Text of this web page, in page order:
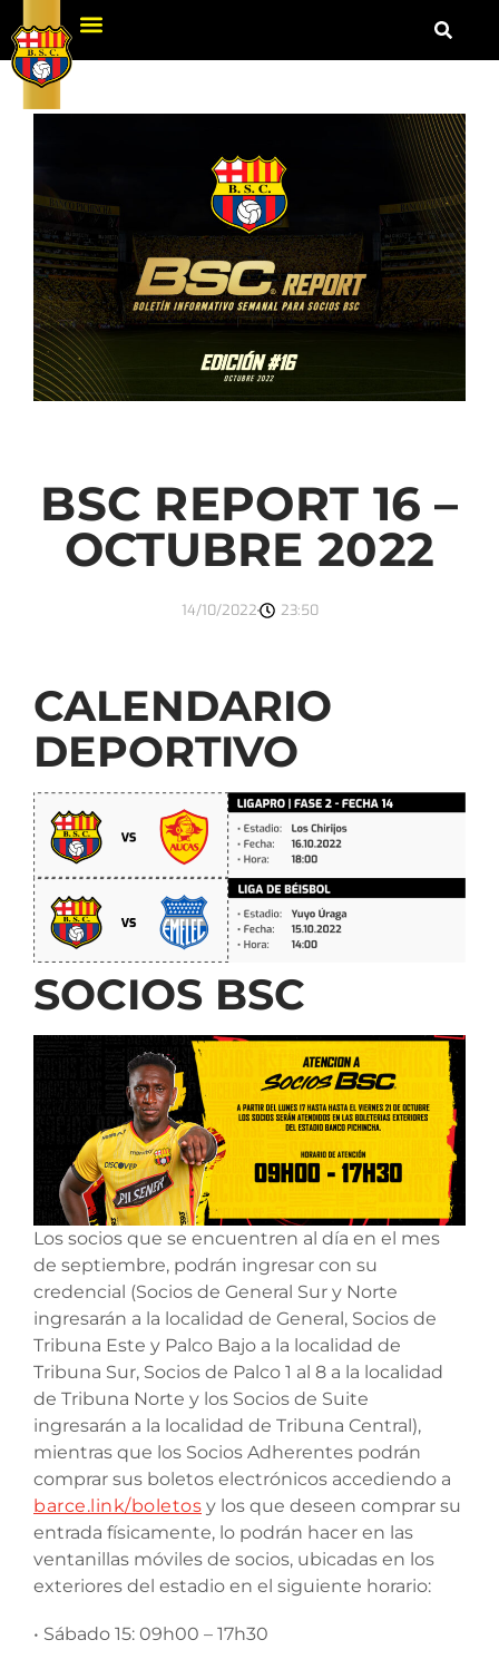
BSC REPORT 16 –
OCTUBRE 2022
14/10/2022 23:50
CALENDARIO
DEPORTIVO
SOCIOS BSC
Los socios que se encuentren al día en el mes
de septiembre, podrán ingresar con su
credencial (Socios de General Sur y Norte
ingresarán a la localidad de General, Socios de
Tribuna Este y Palco Bajo a la localidad de
Tribuna Sur, Socios de Palco 1 al 8 a la localidad
de Tribuna Norte y los Socios de Suite
ingresarán a la localidad de Tribuna Central),
mientras que los Socios Adherentes podrán
comprar sus boletos electrónicos accediendo a
barce.link/boletos y los que deseen comprar su
entrada físicamente, lo podrán hacer en las
ventanillas móviles de socios, ubicadas en los
exteriores del estadio en el siguiente horario:
• Sábado 15: 09h00 – 17h30